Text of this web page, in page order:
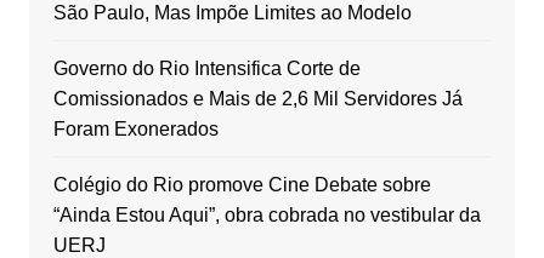
São Paulo, Mas Impõe Limites ao Modelo
Governo do Rio Intensifica Corte de
Comissionados e Mais de 2,6 Mil Servidores Já
Foram Exonerados
Colégio do Rio promove Cine Debate sobre
“Ainda Estou Aqui”, obra cobrada no vestibular da
UERJ